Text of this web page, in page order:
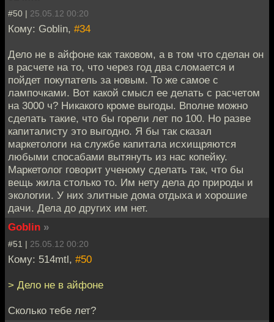
#50 | 25.05.12 00:20
Кому: Goblin, #34
Дело не в айфоне как таковом, а в том что сделан он
в расчете на то, что через год два сломается и
пойдет покупатель за новым. То же самое с
лампочками. Вот какой смысл ее делать с расчетом
на 3000 ч? Никакого кроме выгоды. Вполне можно
сделать такие, что бы горели лет по 100. Но разве
капиталисту это выгодно. Я бы так сказал
маркетологи на службе капитала исхищряются
любыми спосабами вытянуть из нас копейку.
Маркетолог говорит ученому сделать так, что бы
вещь жила столько то. Им нету дела до природы и
экологии. У них элитные дома отдыха и хорошие
дачи. Дела до других им нет.
Goblin »
#51 | 25.05.12 00:20
Кому: 514mtl, #50
> Дело не в айфоне
Сколько тебе лет?